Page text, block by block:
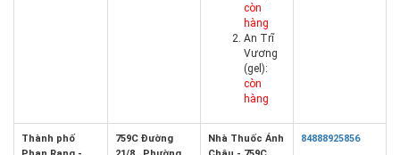
còn
hàng
An Trĩ
Vương
(gel):
còn
hàng
Thành phố
759C Đường
Nhà Thuốc Ánh
84888925856